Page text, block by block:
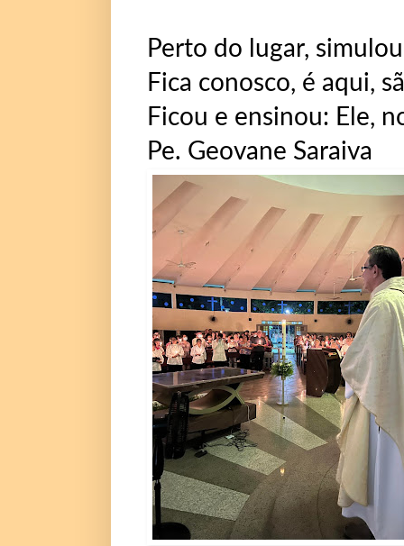
Perto do lugar,
Fica conosco, é aqui,
Ficou e ensinou: Ele,
Pe. Geovane Saraiva